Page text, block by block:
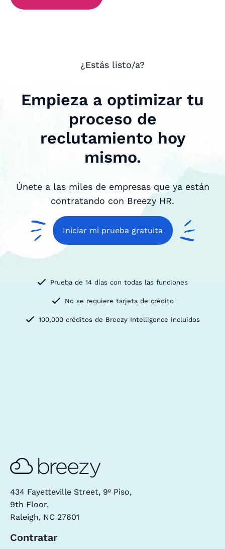
¿Estás listo/a?
Empieza a optimizar tu
proceso de
reclutamiento hoy
mismo.
Únete a las miles de empresas que ya están
contratando con Breezy HR.
Iniciar mi prueba gratuita
Prueba de 14 días con todas las funciones
No se requiere tarjeta de crédito
100,000 créditos de Breezy Intelligence incluidos
434 Fayetteville Street, 9º Piso,
9th Floor,
Raleigh, NC 27601
Contratar